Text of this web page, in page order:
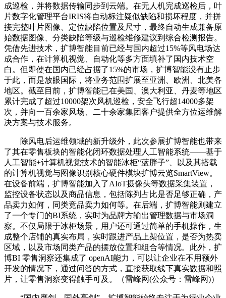
成巡检，并将数据传输同步到云端。在无人机完成巡检后，叶
片数字化管理平台IRIS将自动标注疑似缺陷和损坏程度，并拼
接完整叶片图像、定位缺陷位置及尺寸，最终自动生成兼备原
始数据图像、分类缺陷等级与巡检维修建议到综合检测报告。
凭借先进技术，扩博智能目前已经与国内超过15%等风电场达
成合作，在计算机视觉、自动化等多方面填补了国内技术空
白。但即使在国内已经占据了15%的市场，扩博智能没有止步
于此，而是放眼国际，将业务范围扩展至亚洲、欧洲、北美各
地区。截至目前，扩博智能已在美国、澳大利亚、丹麦等地区
累计完成了超过10000架次风机巡检，安全飞行超14000多架
次，并向一百余家风场、二十余家集团客户提供全方位运维解
决方案与技术服务。
除风电后运维领域的新升级外，此次参展扩博智能也带来
了其在零售板块的智能化闭环数据处理人工智能系统——基于
人工智能+计算机视觉技术的智能冰柜“蓝胖子”、以及其搭载
的计算机视觉与图像识别核心硬件模块扩博云览SmartView。
在设备前端，扩博智能加入了AIoT摄像头等数据采集装置，
监控设备状态以及商品信息，包括陈列占比是否足够正确，产
品卖力如何，同类竞品卖力如何等。在后端，扩博智能则建立
了一个专门的BI系统，实时为品牌方输出管理数据与市场洞
察。不仅局限于冰柜场景，用户还可通过简单的手机操作，生
成整个店铺的真实布局，实时跟进产品上架位置，是否为热卖
区域，以及市场同类产品的摆放位置和组合等情况。此外，扩
博BI 零售洞察还集成了 openAI能力，可以让企业在不用额外
开发的情况下，通过问答的方式，直接获取线下真实数据和照
片，让零售洞察变得触手可及。（雷峰网(公众号：雷峰网)）